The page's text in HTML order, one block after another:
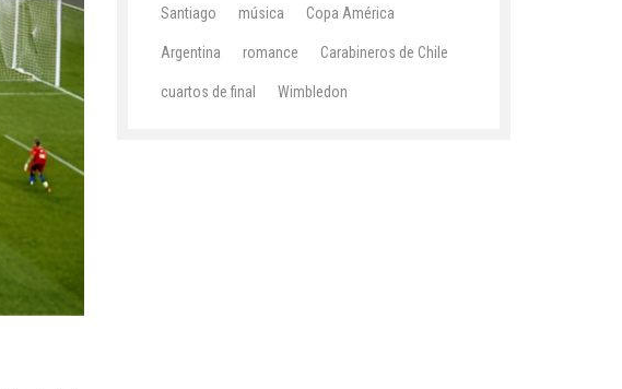
Santiago música Copa América
Argentina romance Carabineros de Chile
cuartos de final Wimbledon